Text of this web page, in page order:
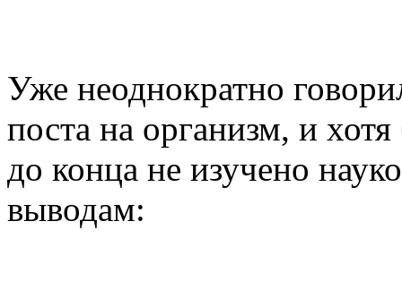
Уже неоднократно
поста на организм, и
до конца не изучено
выводам: